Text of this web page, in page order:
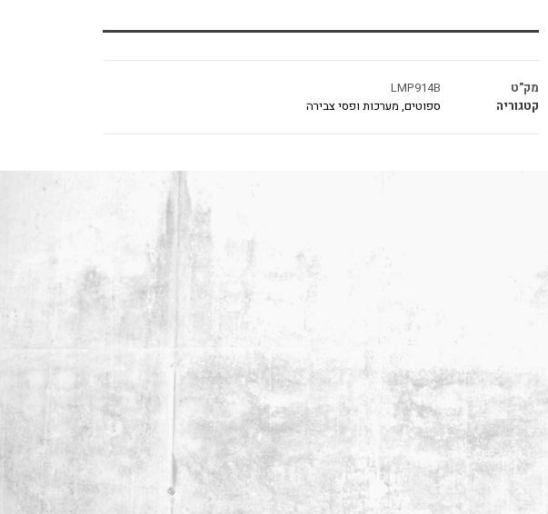
מק"ט
LMP914B
קטגוריה
ספוטים, מערכות ופסי צבירה